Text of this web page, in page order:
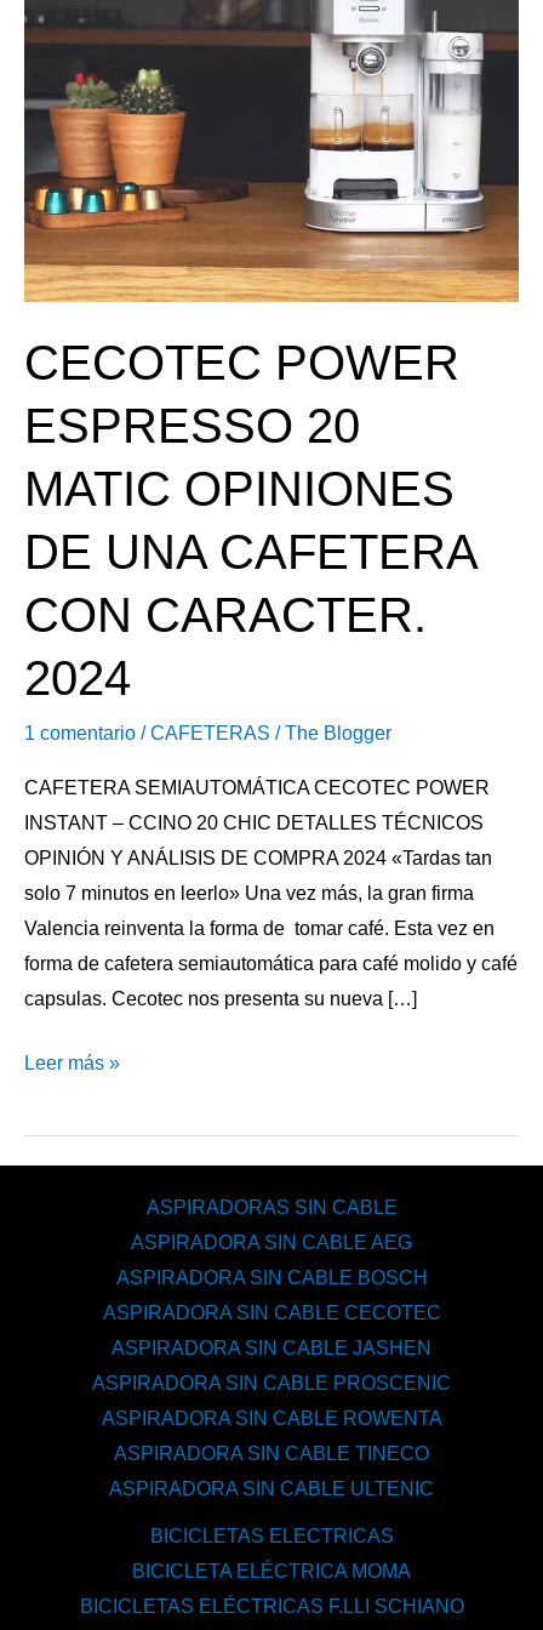
CECOTEC POWER
ESPRESSO 20
MATIC OPINIONES
DE UNA CAFETERA
CON CARACTER.
2024
1 comentario /CAFETERAS /The Blogger
CAFETERA SEMIAUTOMÁTICA CECOTEC POWER
INSTANT – CCINO 20 CHIC DETALLES TÉCNICOS
OPINIÓN Y ANÁLISIS DE COMPRA 2024 «Tardas tan
solo 7 minutos en leerlo» Una vez más, la gran firma
Valencia reinventa la forma de tomar café. Esta vez en
forma de cafetera semiautomática para café molido y café
capsulas. Cecotec nos presenta su nueva […]
DE
CAFETERA
CON
CARACTER.
2024
Leer más »
ASPIRADORAS SIN CABLE
ASPIRADORA SIN CABLE AEG
ASPIRADORA SIN CABLE BOSCH
ASPIRADORA SIN CABLE CECOTEC
ASPIRADORA SIN CABLE JASHEN
ASPIRADORA SIN CABLE PROSCENIC
ASPIRADORA SIN CABLE ROWENTA
ASPIRADORA SIN CABLE TINECO
ASPIRADORA SIN CABLE ULTENIC
BICICLETAS ELECTRICAS
BICICLETA ELÉCTRICA MOMA
BICICLETAS ELÉCTRICAS F.LLI SCHIANO